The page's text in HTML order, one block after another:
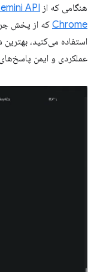
هنگامی که از API
Chrome که از پخش
عملکردی و ایمن پاسخ‌های